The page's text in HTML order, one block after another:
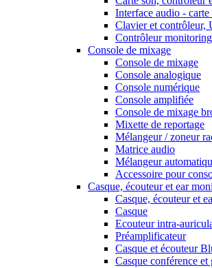
Interface audio - carte
Clavier et
Contrôleur monitoring
Console de mixage
Console de mixage
Console analogique
Console numérique
Console amplifiée
Console de mixage
Mixette de reportage
Mélangeur / zoneur
Matrice audio
Mélangeur
Accessoire pour
Casque, écouteur et ear
Casque, écouteur et
Casque
Ecouteur intra-
Préamplificateur
Casque et écouteur
Casque conférence et